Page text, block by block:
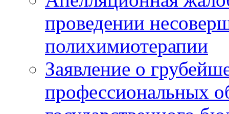
проведении
полихимиотерапии
Заявление о
профессиональных